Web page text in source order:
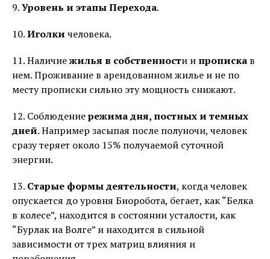
9.Уровень и этапы Перехода.
10.Иголки человека.
11. Наличиежилья в собственности и прописка в
нем. Проживание в арендованном жилье и не по
месту прописки сильно эту мощность снижают.
12. Соблюдениережима дня, постных и темных
дней. Например засыпая после полуночи, человек
сразу теряет около 15% получаемой суточной
энергии.
13. Старые формы деятельности, когда человек
опускается до уровня Биоробота, бегает, как “Белка
в колесе”, находится в состоянии усталости, как
“Бурлак на Волге” и находится в сильной
зависимости от трех матриц влияния и